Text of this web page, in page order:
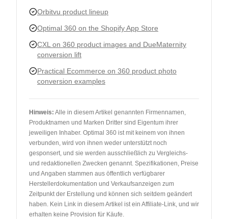
Orbitvu product lineup
Optimal 360 on the Shopify App Store
CXL on 360 product images and DueMaternity
conversion lift
Practical Ecommerce on 360 product photo
conversion examples
Hinweis: Alle in diesem Artikel genannten Firmennamen,
Produktnamen und Marken Dritter sind Eigentum ihrer
jeweiligen Inhaber. Optimal 360 ist mit keinem von ihnen
verbunden, wird von ihnen weder unterstützt noch
gesponsert, und sie werden ausschließlich zu Vergleichs-
und redaktionellen Zwecken genannt. Spezifikationen, Preise
und Angaben stammen aus öffentlich verfügbarer
Herstellerdokumentation und Verkaufsanzeigen zum
Zeitpunkt der Erstellung und können sich seitdem geändert
haben. Kein Link in diesem Artikel ist ein Affiliate-Link, und wir
erhalten keine Provision für Käufe.